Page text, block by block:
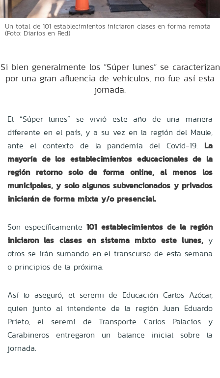
Un total de 101 establecimientos iniciaron clases en forma remota
(Foto: Diarios en Red)
Si bien generalmente los “Súper lunes” se caracterizan
por una gran afluencia de vehículos, no fue así esta
jornada.
El “Súper lunes” se vivió este año de una manera
diferente en el país, y a su vez en la región del Maule,
ante el contexto de la pandemia del Covid-19. La
mayoría de los establecimientos educacionales de la
región retorno solo de forma online, al menos los
municipales, y solo algunos subvencionados y privados
iniciarán de forma mixta y/o presencial.
Son específicamente101 establecimientos de la región
iniciaron las clases en sistema mixto este lunes,y
otros se irán sumando en el transcurso de esta semana
o principios de la próxima.
Así lo aseguró, el seremi de Educación Carlos Azócar,
quien junto al intendente de la región Juan Eduardo
Prieto, el seremi de Transporte Carlos Palacios y
Carabineros entregaron un balance inicial sobre la
jornada.